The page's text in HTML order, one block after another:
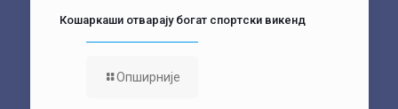
Кошаркаши отварају богат спортски викенд
Опширније